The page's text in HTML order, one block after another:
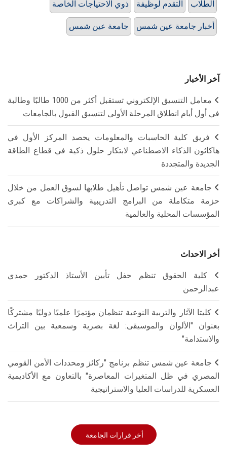
ذوي الاحتياجات الخاصة التقدم لوظيفة الطلاب
جامعة عين شمس أخبار جامعة عين شمس
آخر الأخبار
معامل التنسيق الإلكتروني تستقبل أكثر من 1000 طالبًا وطالبة
في أول أيام انطلاق المرحلة الأولى لتنسيق القبول بالجامعات
فريق كلية الحاسبات والمعلومات يحصد المركز الأول في
هاكاثون الذكاء الاصطناعي لابتكار حلول ذكية في قطاع الطاقة
الجديدة والمتجددة
جامعة عين شمس تواصل تأهيل طلابها لسوق العمل من خلال
حزمة متكاملة من البرامج التدريبية والشراكات مع كبرى
المؤسسات المحلية والعالمية
أخر الاحداث
كلية الحقوق تنظم حفل تأبين الأستاذ الدكتور حمدي
عبدالرحمن
كليتا الآثار والتربية النوعية تنظمان مؤتمرًا علميًا دوليًا مشتركًا
بعنوان "الألوان والموسيقى: لغة بصرية وسمعية بين التراث
والاستدامة"
جامعة عين شمس تنظم برنامج "ركائز ومحددات الأمن القومي
المصري في ظل المتغيرات المعاصرة" بالتعاون مع الأكاديمية
العسكرية للدراسات العليا والاستراتيجية
أخر قرارات الجامعة